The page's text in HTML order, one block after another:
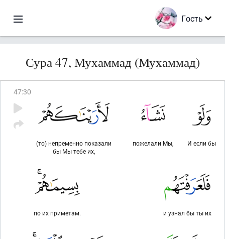
Гость
Сура 47, Мухаммад (Мухаммад)
47:30
И если бы
пожелали Мы,
(то) непременно показали
бы Мы тебе их,
и узнал бы ты их
по их приметам.